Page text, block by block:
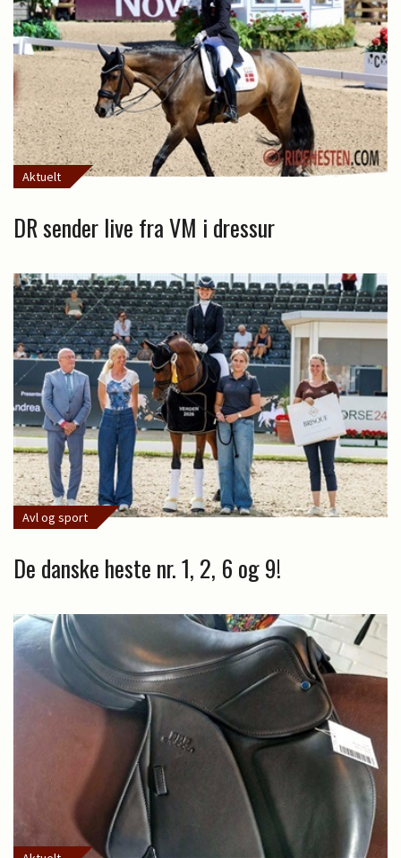
Aktuelt
DR sender live fra VM i dressur
Avl og sport
De danske heste nr. 1, 2, 6 og 9!